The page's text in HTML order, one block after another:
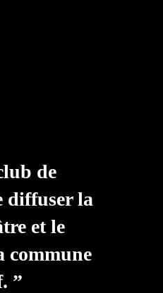
de
diffuser la
et le
commune
”